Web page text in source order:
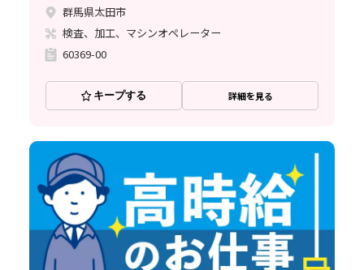
群馬県太田市
検査、加工、マシンオペレーター
60369-00
キープする 詳細を見る